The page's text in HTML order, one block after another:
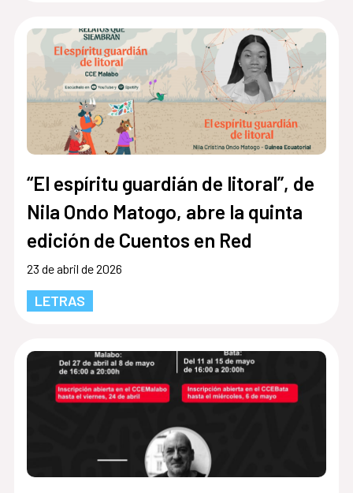
“El espíritu guardián de litoral”, de
Nila Ondo Matogo, abre la quinta
edición de Cuentos en Red
23 de abril de 2026
LETRAS